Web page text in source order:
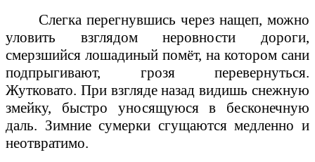
Слегка перегнувшись через нащеп, можно
уловить взглядом неровности дороги,
смерзшийся лошадиный помёт, на котором сани
подпрыгивают, грозя перевернуться.
Жутковато. При взгляде назад видишь снежную
змейку, быстро уносящуюся в бесконечную
даль. Зимние сумерки сгущаются медленно и
неотвратимо.